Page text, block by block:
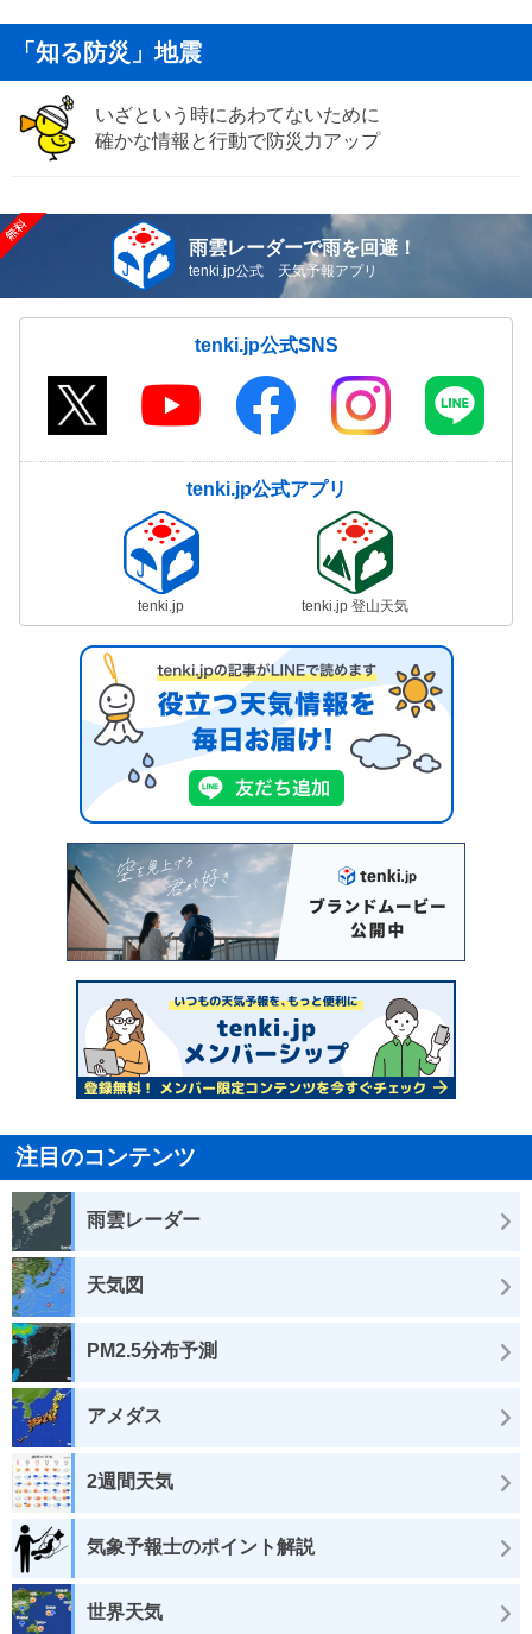
「知る防災」地震
いざという時にあわてないために
確かな情報と行動で防災力アップ
雨雲レーダーで雨を回避！
tenki.jp公式 天気予報アプリ
tenki.jp公式SNS
tenki.jp公式アプリ
tenki.jp tenki.jp 登山天気
注目のコンテンツ
雨雲レーダー
天気図
PM2.5分布予測
アメダス
2週間天気
気象予報士のポイント解説
世界天気